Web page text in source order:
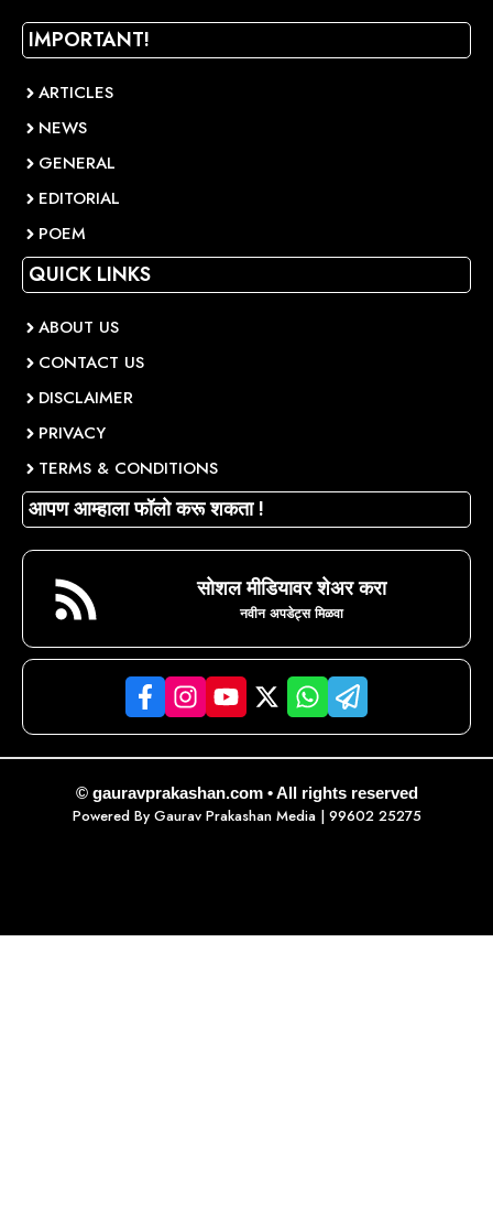
IMPORTANT!
ARTICLES
NEWS
GENERAL
EDITORIAL
POEM
QUICK LINKS
ABOUT US
CONTACT US
DISCLAIMER
PRIVACY
TERMS & CONDITIONS
आपण आम्हाला फॉलो करू शकता !
सोशल मीडियावर शेअर करा
नवीन अपडेट्स मिळवा
© gauravprakashan.com • All rights reserved
Powered By Gaurav Prakashan Media| 99602 25275